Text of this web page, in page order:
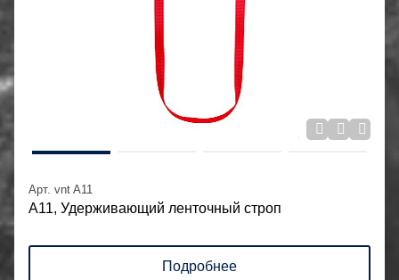
Арт. vnt A11
А11, Удерживающий ленточный строп
Подробнее